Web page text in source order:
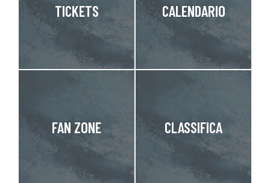
TICKETS CALENDARIO
FAN ZONE CLASSIFICA